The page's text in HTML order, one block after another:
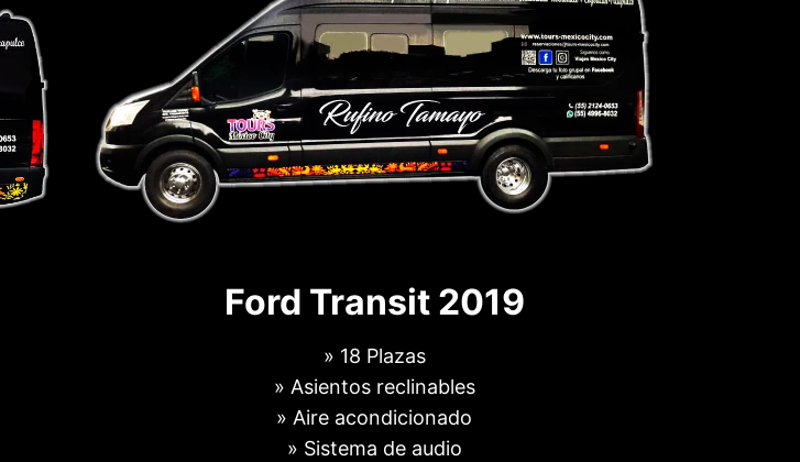
Ford Transit 2019
» 18 Plazas
» Asientos reclinables
» Aire acondicionado
» Sistema de audio